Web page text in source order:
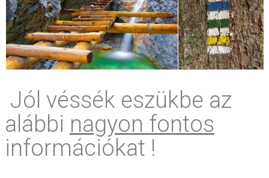
Jól véssék eszükbe az
alábbi nagyon fontos
információkat !